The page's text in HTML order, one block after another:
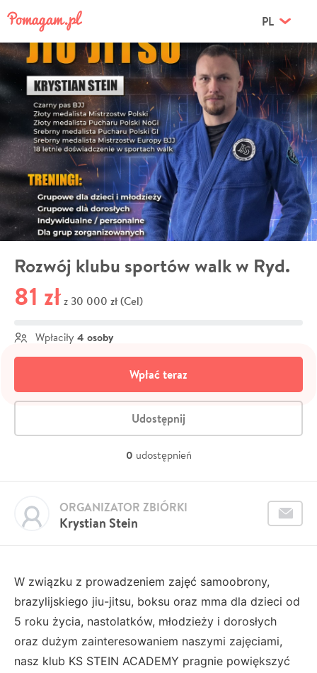
PL
Rozwój klubu sportów walk w Ryd.
81 zł z 30 000 zł (Cel)
Wpłaciły 4 osoby
Wpłać teraz
Udostępnij
0 udostępnień
Krystian Stein
ORGANIZATOR ZBIÓRKI
W związku z prowadzeniem zajęć samoobrony,
brazylijskiego jiu-jitsu, boksu oraz mma dla dzieci od
5 roku życia, nastolatków, młodzieży i dorosłych
oraz dużym zainteresowaniem naszymi zajęciami,
nasz klub KS STEIN ACADEMY pragnie powiększyć